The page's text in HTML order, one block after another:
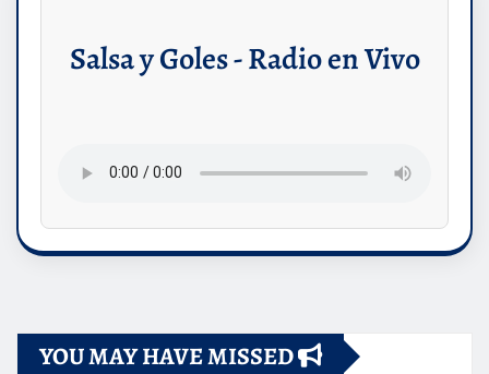
Salsa y Goles - Radio en Vivo
YOU MAY HAVE MISSED